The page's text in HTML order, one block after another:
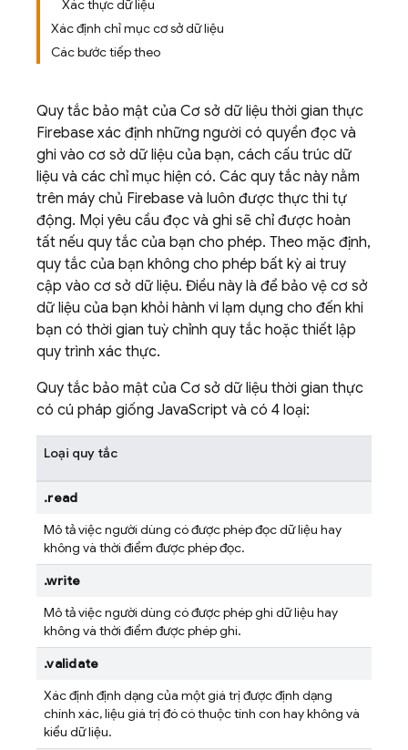
Xác thực dữ liệu
Xác định chỉ mục cơ sở dữ liệu
Các bước tiếp theo
Quy tắc bảo mật của Cơ sở dữ liệu thời gian thực
Firebase xác định những người có quyền đọc và
ghi vào cơ sở dữ liệu của bạn, cách cấu trúc dữ
liệu và các chỉ mục hiện có. Các quy tắc này nằm
trên máy chủ Firebase và luôn được thực thi tự
động. Mọi yêu cầu đọc và ghi sẽ chỉ được hoàn
tất nếu quy tắc của bạn cho phép. Theo mặc định,
quy tắc của bạn không cho phép bất kỳ ai truy
cập vào cơ sở dữ liệu. Điều này là để bảo vệ cơ sở
dữ liệu của bạn khỏi hành vi lạm dụng cho đến khi
bạn có thời gian tuỳ chỉnh quy tắc hoặc thiết lập
quy trình xác thực.
Quy tắc bảo mật của Cơ sở dữ liệu thời gian thực
có cú pháp giống JavaScript và có 4 loại:
Loại quy tắc
.read
Mô tả việc người dùng có được phép đọc dữ liệu hay
không và thời điểm được phép đọc.
.write
Mô tả việc người dùng có được phép ghi dữ liệu hay
không và thời điểm được phép ghi.
.validate
Xác định định dạng của một giá trị được định dạng
chính xác, liệu giá trị đó có thuộc tính con hay không và
kiểu dữ liệu.